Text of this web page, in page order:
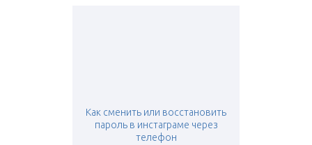
Как сменить или восстановить
пароль в инстаграме через
телефон